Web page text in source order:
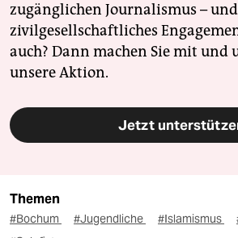
zugänglichen Journalismus – und
zivilgesellschaftliches
auch? Dann machen Sie mit und
unsere Aktion.
Jetzt
Themen
#Bochum #Jugendliche #Islamismus